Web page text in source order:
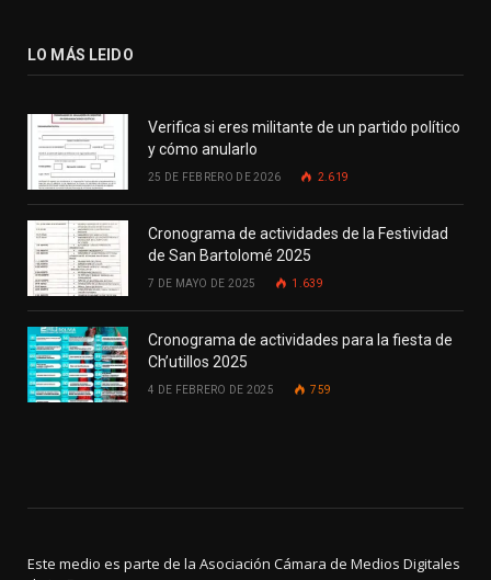
LO MÁS LEIDO
Verifica si eres militante de un partido político
y cómo anularlo
25 DE FEBRERO DE 2026 2.619
Cronograma de actividades de la Festividad
de San Bartolomé 2025
7 DE MAYO DE 2025 1.639
Cronograma de actividades para la fiesta de
Ch’utillos 2025
4 DE FEBRERO DE 2025 759
Este medio es parte de la Asociación Cámara de Medios Digitales